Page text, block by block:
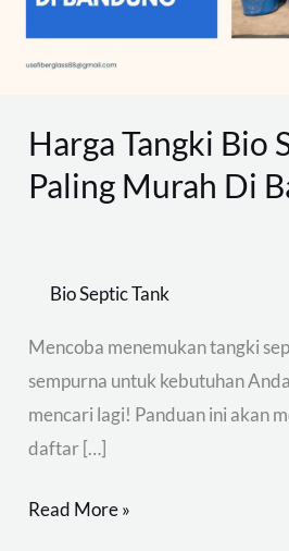
Harga Tangki Bio
Paling Murah Di
Bio Septic Tank
Mencoba menemukan tangki
sempurna untuk kebutuhan
mencari lagi! Panduan ini akan
daftar […]
Read More »